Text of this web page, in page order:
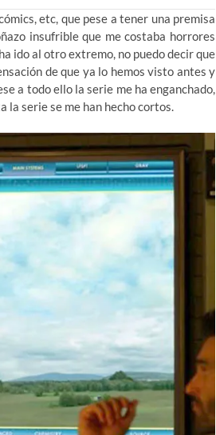
etc, que pese a tener una premisa
insufrible que me costaba horrores
ido al otro extremo, no puedo decir que
de que ya lo hemos visto antes y
a todo ello la serie me ha enganchado,
la serie se me han hecho cortos.